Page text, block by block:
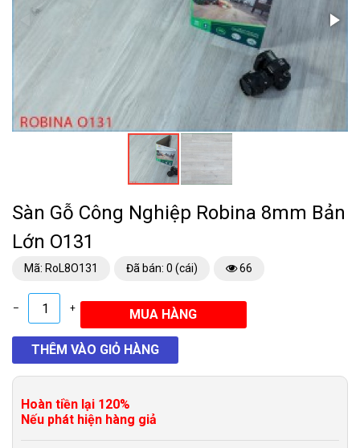
Sàn Gỗ Công Nghiệp Robina 8mm Bản
Lớn O131
Mã: RoL8O131 Đã bán: 0 (cái) 66
– +
Hoàn tiền lại 120%
Nếu phát hiện hàng giả